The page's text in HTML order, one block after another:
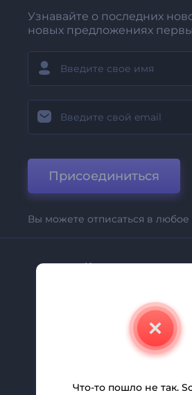
Узнавайте о последних
новых предложениях
Присоединиться
Вы можете отписаться в
Компания
Свяжитесь С Нами
Помощь И Поддержка
Партнерская Программа
Что-то пошло не так.